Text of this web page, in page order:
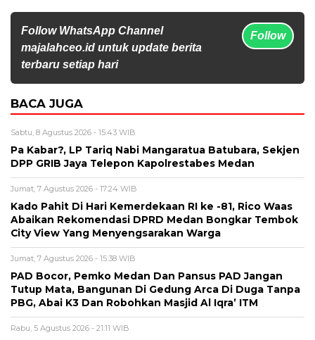
Follow WhatsApp Channel
majalahceo.id untuk update berita
terbaru setiap hari
Follow
BACA JUGA
Sabtu, 8 Agustus 2026 - 15:43 WIB
Pa Kabar?, LP Tariq Nabi Mangaratua Batubara, Sekjen
DPP GRIB Jaya Telepon Kapolrestabes Medan
Jumat, 7 Agustus 2026 - 17:24 WIB
Kado Pahit Di Hari Kemerdekaan RI ke -81, Rico Waas
Abaikan Rekomendasi DPRD Medan Bongkar Tembok
City View Yang Menyengsarakan Warga
Jumat, 7 Agustus 2026 - 15:38 WIB
PAD Bocor, Pemko Medan Dan Pansus PAD Jangan
Tutup Mata, Bangunan Di Gedung Arca Di Duga Tanpa
PBG, Abai K3 Dan Robohkan Masjid Al Iqra’ ITM
Rabu, 5 Agustus 2026 - 21:11 WIB